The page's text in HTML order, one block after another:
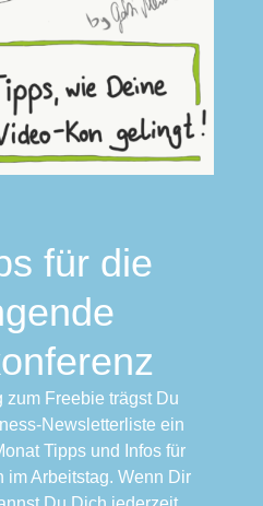
für die
zum Freebie trägst Du
Newsletterliste ein
Tipps und Infos für
im Arbeitstag. Wenn Dir